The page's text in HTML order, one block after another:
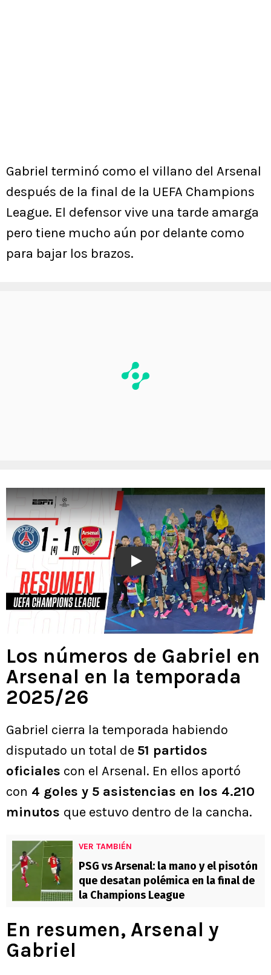
Gabriel terminó como el villano del Arsenal
después de la final de la UEFA Champions
League. El defensor vive una tarde amarga
pero tiene mucho aún por delante como
para bajar los brazos.
Play
Los números de Gabriel en
Arsenal en la temporada
2025/26
Gabriel cierra la temporada habiendo
disputado un total de 51 partidos
oficiales con el Arsenal. En ellos aportó
con 4 goles y 5 asistencias en los 4.210
minutos que estuvo dentro de la cancha.
VER TAMBIÉN
PSG vs Arsenal: la mano y el pisotón
que desatan polémica en la final de
la Champions League
En resumen, Arsenal y
Gabriel